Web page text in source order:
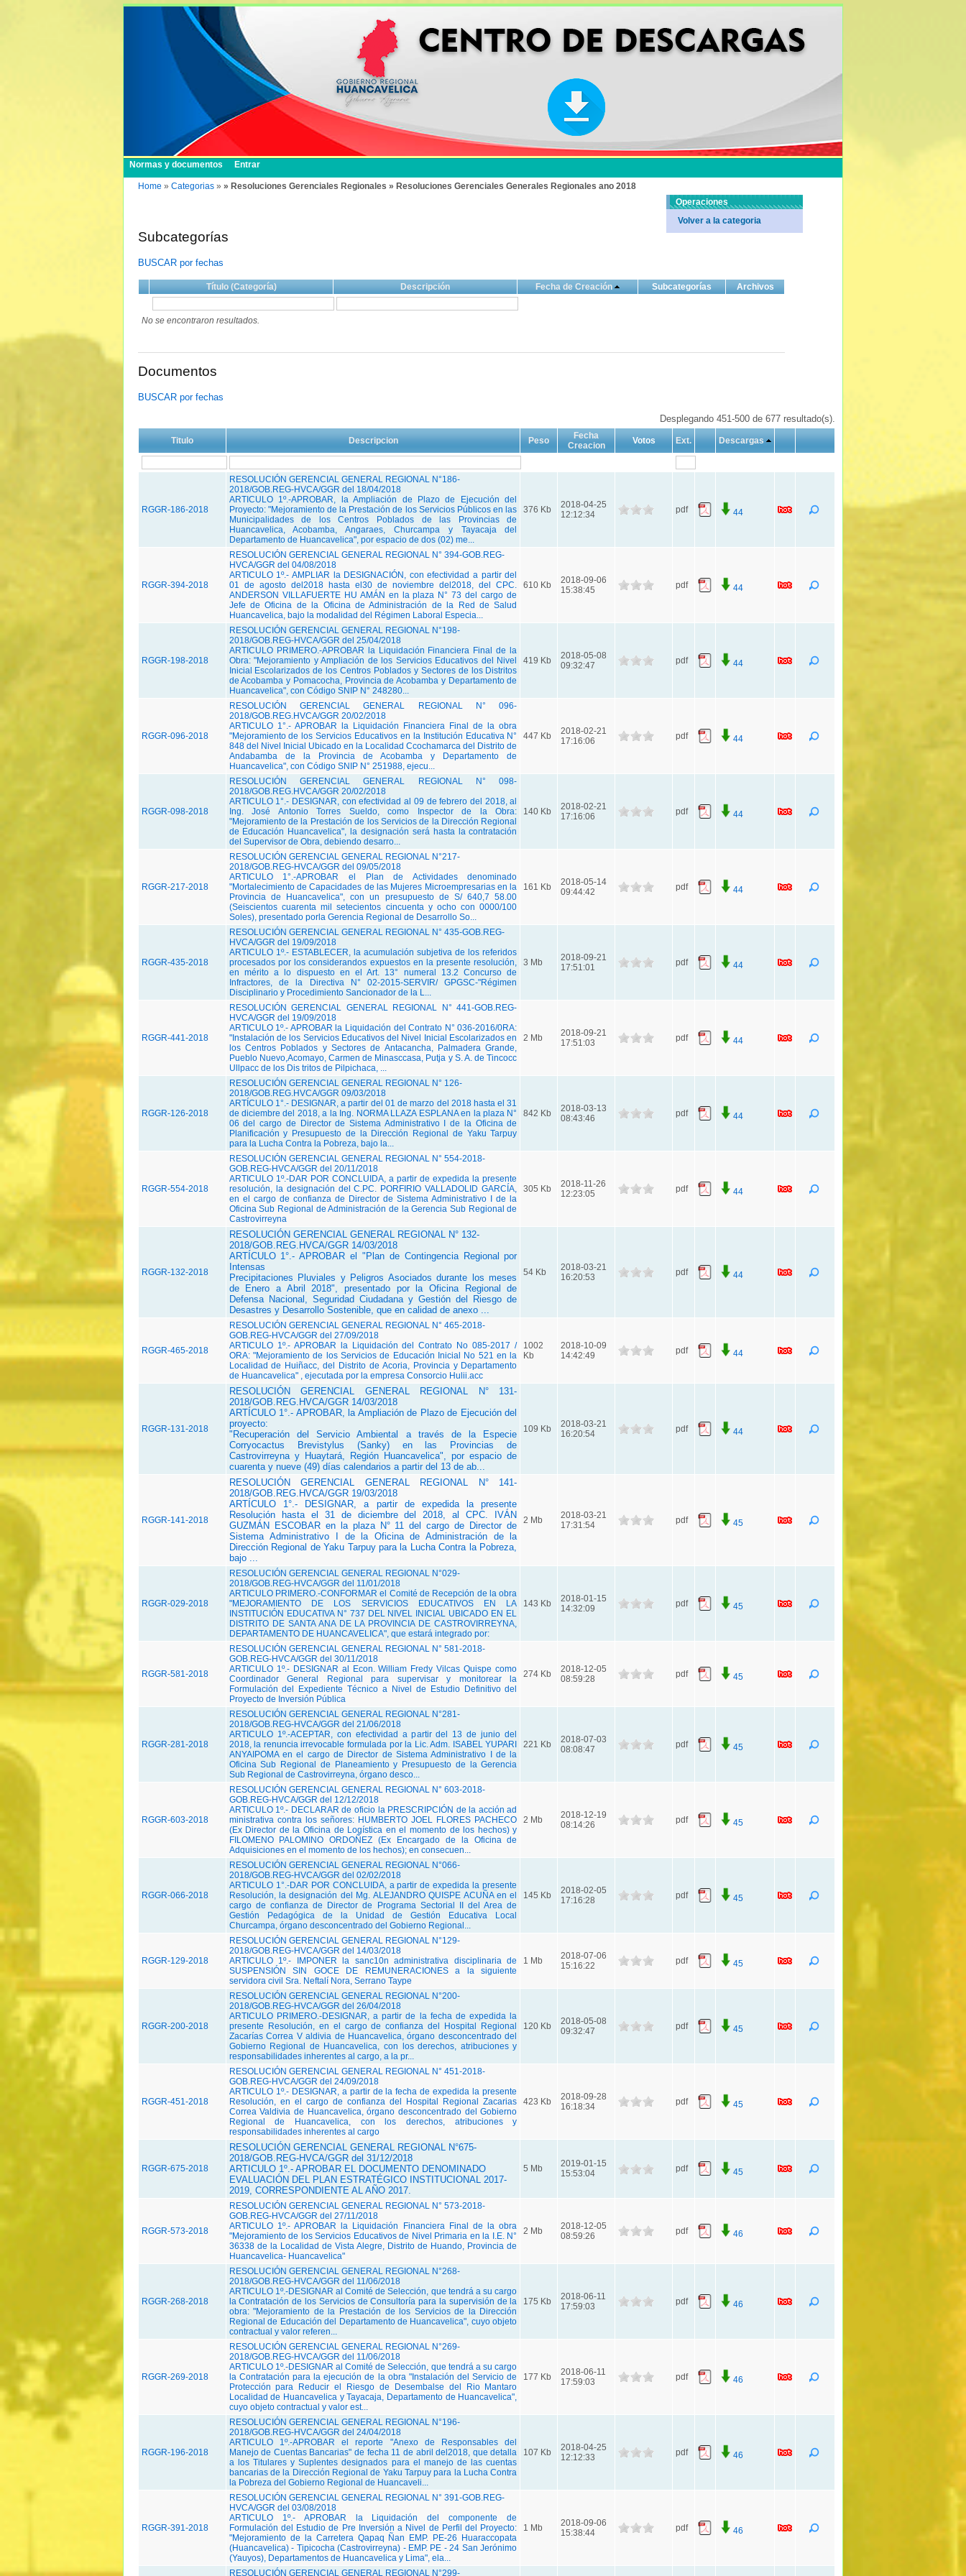
Normas y documentos Entrar
Home » Categorias » » Resoluciones Gerenciales Regionales » Resoluciones Gerenciales Generales Regionales ano 2018
Subcategorías
BUSCAR por fechas
Título (Categoría) Descripción Fecha de Creación Subcategorías Archivos
No se encontraron resultados.
Documentos
BUSCAR por fechas
Desplegando 451-500 de 677 resultado(s).
Titulo Descripcion Peso
Fecha
Creacion
Votos Ext. Descargas
RGGR-186-2018
RESOLUCIÓN GERENCIAL GENERAL REGIONAL N°186-
2018/GOB.REG-HVCA/GGR del 18/04/2018
ARTICULO 1º.-APROBAR, la Ampliación de Plazo de Ejecución del
Proyecto: "Mejoramiento de la Prestación de los Servicios Públicos en las
Municipalidades de los Centros Poblados de las Provincias de
Huancavelica, Acobamba, Angaraes, Churcampa y Tayacaja del
Departamento de Huancavelica", por espacio de dos (02) me...
376 Kb
2018-04-25
12:12:34
pdf 44
RGGR-394-2018
RESOLUCIÓN GERENCIAL GENERAL REGIONAL N° 394-GOB.REG-
HVCA/GGR del 04/08/2018
ARTICULO 1º.- AMPLIAR la DESIGNACIÓN, con efectividad a partir del
01 de agosto del2018 hasta el30 de noviembre del2018, del CPC.
ANDERSON VILLAFUERTE HU AMÁN en la plaza N° 73 del cargo de
Jefe de Oficina de la Oficina de Administración de la Red de Salud
Huancavelica, bajo la modalidad del Régimen Laboral Especia...
610 Kb
2018-09-06
15:38:45
pdf 44
RGGR-198-2018
RESOLUCIÓN GERENCIAL GENERAL REGIONAL N°198-
2018/GOB.REG-HVCA/GGR del 25/04/2018
ARTICULO PRIMERO.-APROBAR la Liquidación Financiera Final de la
Obra: "Mejoramiento y Ampliación de los Servicios Educativos del Nivel
Inicial Escolarizados de los Centros Poblados y Sectores de los Distritos
de Acobamba y Pomacocha, Provincia de Acobamba y Departamento de
Huancavelica", con Código SNIP N° 248280...
419 Kb
2018-05-08
09:32:47
pdf 44
RGGR-096-2018
RESOLUCIÓN GERENCIAL GENERAL REGIONAL N° 096-
2018/GOB.REG.HVCA/GGR 20/02/2018
ARTICULO 1°.- APROBAR la Liquidación Financiera Final de la obra
"Mejoramiento de los Servicios Educativos en la Institución Educativa N°
848 del Nivel Inicial Ubicado en la Localidad Ccochamarca del Distrito de
Andabamba de la Provincia de Acobamba y Departamento de
Huancavelica", con Código SNIP N° 251988, ejecu...
447 Kb
2018-02-21
17:16:06
pdf 44
RGGR-098-2018
RESOLUCIÓN GERENCIAL GENERAL REGIONAL N° 098-
2018/GOB.REG.HVCA/GGR 20/02/2018
ARTICULO 1°.- DESIGNAR, con efectividad al 09 de febrero del 2018, al
Ing. José Antonio Torres Sueldo, como Inspector de la Obra:
"Mejoramiento de la Prestación de los Servicios de la Dirección Regional
de Educación Huancavelica", la designación será hasta la contratación
del Supervisor de Obra, debiendo desarro...
140 Kb
2018-02-21
17:16:06
pdf 44
RGGR-217-2018
RESOLUCIÓN GERENCIAL GENERAL REGIONAL N°217-
2018/GOB.REG-HVCA/GGR del 09/05/2018
ARTICULO 1°.-APROBAR el Plan de Actividades denominado
"Mortalecimiento de Capacidades de las Mujeres Microempresarias en la
Provincia de Huancavelica", con un presupuesto de S/ 640,7 58.00
(Seiscientos cuarenta mil setecientos cincuenta y ocho con 0000/100
Soles), presentado porla Gerencia Regional de Desarrollo So...
161 Kb
2018-05-14
09:44:42
pdf 44
RGGR-435-2018
RESOLUCIÓN GERENCIAL GENERAL REGIONAL N° 435-GOB.REG-
HVCA/GGR del 19/09/2018
ARTICULO 1º.- ESTABLECER, la acumulación subjetiva de los referidos
procesados por los considerandos expuestos en la presente resolución,
en mérito a lo dispuesto en el Art. 13° numeral 13.2 Concurso de
Infractores, de la Directiva N° 02-2015-SERVIR/ GPGSC-"Régimen
Disciplinario y Procedimiento Sancionador de la L...
3 Mb
2018-09-21
17:51:01
pdf 44
RGGR-441-2018
RESOLUCIÓN GERENCIAL GENERAL REGIONAL N° 441-GOB.REG-
HVCA/GGR del 19/09/2018
ARTICULO 1º.- APROBAR la Liquidación del Contrato N° 036-2016/0RA:
"Instalación de los Servicios Educativos del Nivel Inicial Escolarizados en
los Centros Poblados y Sectores de Antacancha, Palmadera Grande,
Pueblo Nuevo,Acomayo, Carmen de Minasccasa, Putja y S. A. de Tincocc
Ullpacc de los Dis tritos de Pilpichaca, ...
2 Mb
2018-09-21
17:51:03
pdf 44
RGGR-126-2018
RESOLUCIÓN GERENCIAL GENERAL REGIONAL N° 126-
2018/GOB.REG.HVCA/GGR 09/03/2018
ARTÍCULO 1°.- DESIGNAR, a partir del 01 de marzo del 2018 hasta el 31
de diciembre del 2018, a la Ing. NORMA LLAZA ESPLANA en la plaza N°
06 del cargo de Director de Sistema Administrativo I de la Oficina de
Planificación y Presupuesto de la Dirección Regional de Yaku Tarpuy
para la Lucha Contra la Pobreza, bajo la...
842 Kb
2018-03-13
08:43:46
pdf 44
RGGR-554-2018
RESOLUCIÓN GERENCIAL GENERAL REGIONAL N° 554-2018-
GOB.REG-HVCA/GGR del 20/11/2018
ARTICULO 1º.-DAR POR CONCLUIDA, a partir de expedida la presente
resolución, la designación del C.PC. PORFIRIO VALLADOLID GARCÍA,
en el cargo de confianza de Director de Sistema Administrativo I de la
Oficina Sub Regional de Administración de la Gerencia Sub Regional de
Castrovirreyna
305 Kb
2018-11-26
12:23:05
pdf 44
RGGR-132-2018
RESOLUCIÓN GERENCIAL GENERAL REGIONAL N° 132-
2018/GOB.REG.HVCA/GGR 14/03/2018
ARTÍCULO 1°.- APROBAR el "Plan de Contingencia Regional por
Intensas
Precipitaciones Pluviales y Peligros Asociados durante los meses
de Enero a Abril 2018", presentado por la Oficina Regional de
Defensa Nacional, Seguridad Ciudadana y Gestión del Riesgo de
Desastres y Desarrollo Sostenible, que en calidad de anexo ...
54 Kb
2018-03-21
16:20:53
pdf 44
RGGR-465-2018
RESOLUCIÓN GERENCIAL GENERAL REGIONAL N° 465-2018-
GOB.REG-HVCA/GGR del 27/09/2018
ARTICULO 1º.- APROBAR la Liquidación del Contrato No 085-2017 /
ORA: "Mejoramiento de los Servicios de Educación Inicial No 521 en la
Localidad de Huiñacc, del Distrito de Acoria, Provincia y Departamento
de Huancavelica" , ejecutada por la empresa Consorcio Hulii.acc
1002
Kb
2018-10-09
14:42:49
pdf 44
RGGR-131-2018
RESOLUCIÓN GERENCIAL GENERAL REGIONAL N° 131-
2018/GOB.REG.HVCA/GGR 14/03/2018
ARTÍCULO 1°.- APROBAR, la Ampliación de Plazo de Ejecución del
proyecto:
"Recuperación del Servicio Ambiental a través de la Especie
Corryocactus Brevistylus (Sanky) en
las Provincias de
Castrovirreyna y Huaytará, Región Huancavelica", por espacio de
cuarenta y nueve (49) días calendarios a partir del 13 de ab...
109 Kb
2018-03-21
16:20:54
pdf 44
RGGR-141-2018
RESOLUCIÓN GERENCIAL GENERAL REGIONAL N° 141-
2018/GOB.REG.HVCA/GGR 19/03/2018
ARTÍCULO 1°.- DESIGNAR, a partir de expedida la presente
Resolución hasta el 31 de diciembre del 2018, al CPC. IVÁN
GUZMÁN ESCOBAR en la plaza N° 11 del cargo de Director de
SistemaAdministrativo I de la Oficina de Administración de la
Dirección Regional de Yaku Tarpuy para la LuchaContra la Pobreza,
bajo ...
2 Mb
2018-03-21
17:31:54
pdf 45
RGGR-029-2018
RESOLUCIÓN GERENCIAL GENERAL REGIONAL N°029-
2018/GOB.REG-HVCA/GGR del 11/01/2018
ARTICULO PRIMERO.-CONFORMAR el Comité de Recepción de la obra
"MEJORAMIENTO DE LOS SERVICIOS EDUCATIVOS EN LA
INSTITUCIÓN EDUCATIVA N° 737 DEL NIVEL INICIAL UBICADO EN EL
DISTRITO DE SANTA ANA DE LA PROVINCIA DE CASTROVIRREYNA,
DEPARTAMENTO DE HUANCAVELICA", que estará integrado por:
143 Kb
2018-01-15
14:32:09
pdf 45
RGGR-581-2018
RESOLUCIÓN GERENCIAL GENERAL REGIONAL N° 581-2018-
GOB.REG-HVCA/GGR del 30/11/2018
ARTICULO 1º.- DESIGNAR al Econ. William Fredy Vilcas Quispe como
Coordinador General Regional para supervisar y monitorear la
Formulación del Expediente Técnico a Nivel de Estudio Definitivo del
Proyecto de Inversión Pública
274 Kb
2018-12-05
08:59:28
pdf 45
RGGR-281-2018
RESOLUCIÓN GERENCIAL GENERAL REGIONAL N°281-
2018/GOB.REG-HVCA/GGR del 21/06/2018
ARTICULO 1º.-ACEPTAR, con efectividad a partir del 13 de junio del
2018, la renuncia irrevocable formulada por la Lic. Adm. ISABEL YUPARI
ANYAIPOMA en el cargo de Director de Sistema Administrativo I de la
Oficina Sub Regional de Planeamiento y Presupuesto de la Gerencia
Sub Regional de Castrovirreyna, órgano desco...
221 Kb
2018-07-03
08:08:47
pdf 45
RGGR-603-2018
RESOLUCIÓN GERENCIAL GENERAL REGIONAL N° 603-2018-
GOB.REG-HVCA/GGR del 12/12/2018
ARTICULO 1º.- DECLARAR de oficio la PRESCRIPCIÓN de la acción ad
ministrativa contra los señores: HUMBERTO JOEL FLORES PACHECO
(Ex Director de la Oficina de Logística en el momento de los hechos) y
FILOMENO PALOMINO ORDOÑEZ (Ex Encargado de la Oficina de
Adquisiciones en el momento de los hechos); en consecuen...
2 Mb
2018-12-19
08:14:26
pdf 45
RGGR-066-2018
RESOLUCIÓN GERENCIAL GENERAL REGIONAL N°066-
2018/GOB.REG-HVCA/GGR del 02/02/2018
ARTICULO 1°.-DAR POR CONCLUIDA, a partir de expedida la presente
Resolución, la designación del Mg. ALEJANDRO QUISPE ACUÑA en el
cargo de confianza de Director de Programa Sectorial II del Area de
Gestión Pedagógica de la Unidad de Gestión Educativa Local
Churcampa, órgano desconcentrado del Gobierno Regional...
145 Kb
2018-02-05
17:16:28
pdf 45
RGGR-129-2018
RESOLUCIÓN GERENCIAL GENERAL REGIONAL N°129-
2018/GOB.REG-HVCA/GGR del 14/03/2018
ARTICULO 1º.- IMPONER la sanc10n administrativa disciplinaria de
SUSPENSIÓN SIN GOCE DE REMUNERACIONES a la siguiente
servidora civil Sra. Neftalí Nora, Serrano Taype
1 Mb
2018-07-06
15:16:22
pdf 45
RGGR-200-2018
RESOLUCIÓN GERENCIAL GENERAL REGIONAL N°200-
2018/GOB.REG-HVCA/GGR del 26/04/2018
ARTICULO PRIMERO.-DESIGNAR, a partir de la fecha de expedida la
presente Resolución, en el cargo de confianza del Hospital Regional
Zacarías Correa V aldivia de Huancavelica, órgano desconcentrado del
Gobierno Regional de Huancavelica, con los derechos, atribuciones y
responsabilidades inherentes al cargo, a la pr...
120 Kb
2018-05-08
09:32:47
pdf 45
RGGR-451-2018
RESOLUCIÓN GERENCIAL GENERAL REGIONAL N° 451-2018-
GOB.REG-HVCA/GGR del 24/09/2018
ARTICULO 1º.- DESIGNAR, a partir de la fecha de expedida la presente
Resolución, en el cargo de confianza del Hospital Regional Zacarias
Correa Valdivia de Huancavelica, órgano desconcentrado del Gobierno
Regional de Huancavelica, con los derechos, atribuciones y
responsabilidades inherentes al cargo
423 Kb
2018-09-28
16:18:34
pdf 45
RGGR-675-2018
RESOLUCIÓN GERENCIAL GENERAL REGIONAL N°675-
2018/GOB.REG-HVCA/GGR del 31/12/2018
ARTICULO 1º.- APROBAR EL DOCUMENTO DENOMINADO
EVALUACIÓN DEL PLAN ESTRATÉGICO INSTITUCIONAL 2017-
2019, CORRESPONDIENTE AL AÑO 2017.
5 Mb
2019-01-15
15:53:04
pdf 45
RGGR-573-2018
RESOLUCIÓN GERENCIAL GENERAL REGIONAL N° 573-2018-
GOB.REG-HVCA/GGR del 27/11/2018
ARTICULO 1º.- APROBAR la Liquidación Financiera Final de la obra
"Mejoramiento de los Servicios Educativos de Nivel Primaria en la I.E. N°
36338 de la Localidad de Vista Alegre, Distrito de Huando, Provincia de
Huancavelica- Huancavelica"
2 Mb
2018-12-05
08:59:26
pdf 46
RGGR-268-2018
RESOLUCIÓN GERENCIAL GENERAL REGIONAL N°268-
2018/GOB.REG-HVCA/GGR del 11/06/2018
ARTICULO 1º.-DESIGNAR al Comité de Selección, que tendrá a su cargo
la Contratación de los Servicios de Consultoría para la supervisión de la
obra: "Mejoramiento de la Prestación de los Servicios de la Dirección
Regional de Educación del Departamento de Huancavelica", cuyo objeto
contractual y valor referen...
175 Kb
2018-06-11
17:59:03
pdf 46
RGGR-269-2018
RESOLUCIÓN GERENCIAL GENERAL REGIONAL N°269-
2018/GOB.REG-HVCA/GGR del 11/06/2018
ARTICULO 1º.-DESIGNAR al Comité de Selección, que tendrá a su cargo
la Contratación para la ejecución de la obra "Instalación del Servicio de
Protección para Reducir el Riesgo de Desembalse del Rio Mantaro
Localidad de Huancavelica y Tayacaja, Departamento de Huancavelica",
cuyo objeto contractual y valor est...
177 Kb
2018-06-11
17:59:03
pdf 46
RGGR-196-2018
RESOLUCIÓN GERENCIAL GENERAL REGIONAL N°196-
2018/GOB.REG-HVCA/GGR del 24/04/2018
ARTICULO 1º.-APROBAR el reporte "Anexo de Responsables del
Manejo de Cuentas Bancarias" de fecha 11 de abril del2018, que detalla
a los Titulares y Suplentes designados para el manejo de las cuentas
bancarias de la Dirección Regional de Yaku Tarpuy para la Lucha Contra
la Pobreza del Gobierno Regional de Huancaveli...
107 Kb
2018-04-25
12:12:33
pdf 46
RGGR-391-2018
RESOLUCIÓN GERENCIAL GENERAL REGIONAL N° 391-GOB.REG-
HVCA/GGR del 03/08/2018
ARTICULO 1º.- APROBAR la Liquidación del componente de
Formulación del Estudio de Pre Inversión a Nivel de Perfil del Proyecto:
"Mejoramiento de la Carretera Qapaq Ñan EMP. PE-26 Huaraccopata
(Huancavelica) - Tipicocha (Castrovirreyna) - EMP. PE - 24 San Jerónimo
(Yauyos), Departamentos de Huancavelica y Lima", ela...
1 Mb
2018-09-06
15:38:44
pdf 46
RESOLUCIÓN GERENCIAL GENERAL REGIONAL N°299-
Operaciones
Volver a la categoria